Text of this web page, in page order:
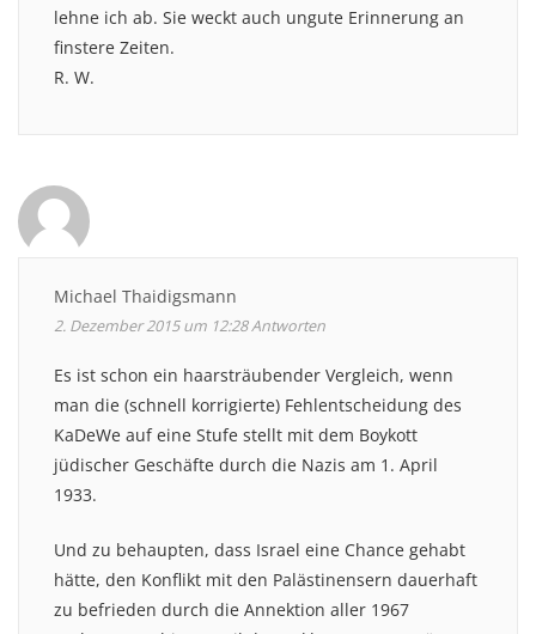
lehne ich ab. Sie weckt auch ungute Erinnerung an
finstere Zeiten.
R. W.
Michael Thaidigsmann
2. Dezember 2015 um 12:28Antworten
Es ist schon ein haarsträubender Vergleich, wenn
man die (schnell korrigierte) Fehlentscheidung des
KaDeWe auf eine Stufe stellt mit dem Boykott
jüdischer Geschäfte durch die Nazis am 1. April
1933.
Und zu behaupten, dass Israel eine Chance gehabt
hätte, den Konflikt mit den Palästinensern dauerhaft
zu befrieden durch die Annektion aller 1967